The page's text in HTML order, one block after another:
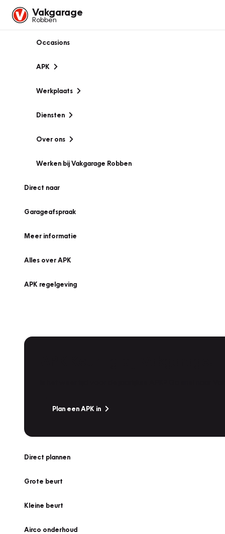
Vakgarage
Robben
Occasions
APK
Werkplaats
Diensten
Over ons
Werken bij Vakgarage Robben
Direct naar
Garageafspraak
Meer informatie
Alles over APK
APK regelgeving
Plan een APK in
Direct plannen
Grote beurt
Kleine beurt
Airco onderhoud